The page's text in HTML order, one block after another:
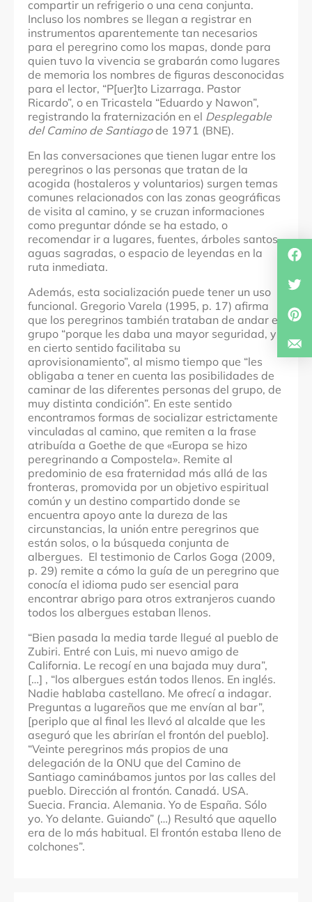
compartir un refrigerio o una cena conjunta.
Incluso los nombres se llegan a registrar en
instrumentos aparentemente tan necesarios
para el peregrino como los mapas, donde para
quien tuvo la vivencia se grabarán como lugares
de memoria los nombres de figuras desconocidas
para el lector, “P[uer]to Lizarraga. Pastor
Ricardo”, o en Tricastela “Eduardo y Nawon”,
registrando la fraternización en el Desplegable
del Camino de Santiagode 1971 (BNE).
En las conversaciones que tienen lugar entre los
peregrinos o las personas que tratan de la
acogida (hostaleros y voluntarios) surgen temas
comunes relacionados con las zonas geográficas
de visita al camino, y se cruzan informaciones
como preguntar dónde se ha estado, o
recomendar ir a lugares, fuentes, árboles santos,
aguas sagradas, o espacio de leyendas en la
ruta inmediata.
Además, esta socialización puede tener un uso
funcional. Gregorio Varela (1995, p. 17) afirma
que los peregrinos también trataban de andar en
grupo “porque les daba una mayor seguridad, y
en cierto sentido facilitaba su
aprovisionamiento”, al mismo tiempo que “les
obligaba a tener en cuenta las posibilidades de
caminar de las diferentes personas del grupo, de
muy distinta condición”. En este sentido
encontramos formas de socializar estrictamente
vinculadas al camino, que remiten a la frase
atribuída a Goethe de que «Europa se hizo
peregrinando a Compostela». Remite al
predominio de esa fraternidad más allá de las
fronteras, promovida por un objetivo espiritual
común y un destino compartido donde se
encuentra apoyo ante la dureza de las
circunstancias, la unión entre peregrinos que
están solos, o la búsqueda conjunta de
albergues. El testimonio de Carlos Goga (2009,
p. 29) remite a cómo la guía de un peregrino que
conocía el idioma pudo ser esencial para
encontrar abrigo para otros extranjeros cuando
todos los albergues estaban llenos.
“Bien pasada la media tarde llegué al pueblo de
Zubiri. Entré con Luis, mi nuevo amigo de
California. Le recogí en una bajada muy dura”,
[…] , “los albergues están todos llenos. En inglés.
Nadie hablaba castellano. Me ofrecí a indagar.
Preguntas a lugareños que me envían al bar”,
[periplo que al final les llevó al alcalde que les
aseguró que les abrirían el frontón del pueblo].
“Veinte peregrinos más propios de una
delegación de la ONU que del Camino de
Santiago caminábamos juntos por las calles del
pueblo. Dirección al frontón. Canadá. USA.
Suecia. Francia. Alemania. Yo de España. Sólo
yo. Yo delante. Guiando” (…) Resultó que aquello
era de lo más habitual. El frontón estaba lleno de
colchones”.